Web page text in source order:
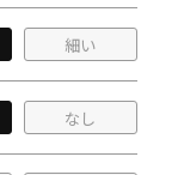
細い
なし